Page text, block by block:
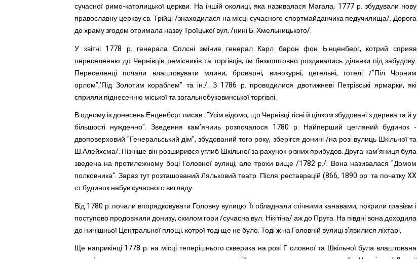
сучасної римо-католицької церкви. На іншій околиці, яка називалася Магала, 1777 р. збудували нову
православну церкву св. Трійці /знаходилася на місці сучасного спортмайданчика педучилища/. Дорога
до храму згодом отримала назву Троїцької вул, /нині Б. Хмельницького/.
У квітні 1778 р. генерала Сплсні змінив генерал Карл барон фон Ь.нценберг, котрий сприяв
переселенню до Чернівців ремісників та торгівців, їм безкоштовно роздавались ділянки під забудову.
Переселенці почали влаштовувати млини, броварні, винокурні, цегельні, готелі /"Піл Чорним
орлом",'Під Золотим кораблем" та ін./. З 1786 р. проводилися двотижневі Петрівські ярмарки, які
сприяли піднесенню міської та загальнобуковинської торгівлі.
В одному із донесень Енценбсрг писав . "Усім відомо, що Чернівці тісні й цілком збудовані з дерева та й у
більшості нужденно". Зведення кам’янииь розпочалося 1780 р. Найперший цегляний будинок -
двоповерховий "Генеральський дім", збудований того року, зберігся донині /на розі вулиць Шкільної та
Ш.Алейхсма/. Пізніше він розширився углиб Шкільної за рахунок різних прибудов. Друга кам’яниця була
зведена на протилежному боці Головної вулиці, але трохи вище /1782 р./. Вона називалася "Домом
полковника". Зараз тут розташований Ляльковий театр. Після реставрацій (866, 1890 рр. та початку XX
ст будинок набув сучасного вигляду.
Від 1780 р. почали впорядковувати Головну вулицю. Її обладнали стічними канавами, покрили гравієм і
поступово продовжили донизу, схилом гори /сучасна вул. Нікітіна/ аж до Прута. На півдні вона доходила
до нинішньої Центральної площі, котрої тоді ще не було. Тоді ж на Головній вулиці з’явилися ліхтарі.
Ще наприкінці 1778 р. на місці теперішнього скверика на розі Г оловної та Шкільної була влаштована